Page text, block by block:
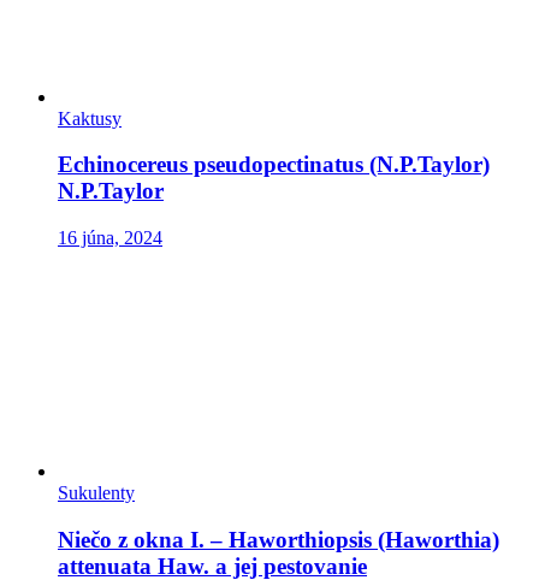
Kaktusy
Echinocereus pseudopectinatus (N.P.Taylor)
N.P.Taylor
16 júna, 2024
Sukulenty
Niečo z okna I. – Haworthiopsis (Haworthia)
attenuata Haw. a jej pestovanie